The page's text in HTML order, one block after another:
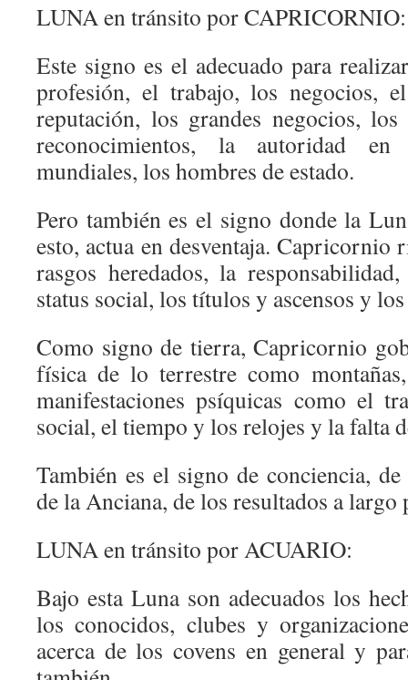
LUNA en tránsito por CAPRICORNIO:
Este signo es el adecuado para
profesión, el trabajo, los negocios,
reputación, los grandes negocios,
reconocimientos, la autoridad
mundiales, los hombres de estado.
Pero también es el signo donde la
esto, actua en desventaja. Capricornio
rasgos heredados, la
status social, los títulos y ascensos y
Como signo de tierra, Capricornio
física de lo terrestre como
manifestaciones psíquicas como el
social, el tiempo y los relojes y la falta
También es el signo de conciencia,
de la Anciana, de los resultados a largo
LUNA en tránsito por ACUARIO:
Bajo esta Luna son adecuados los
los conocidos, clubes y
acerca de los covens en general y